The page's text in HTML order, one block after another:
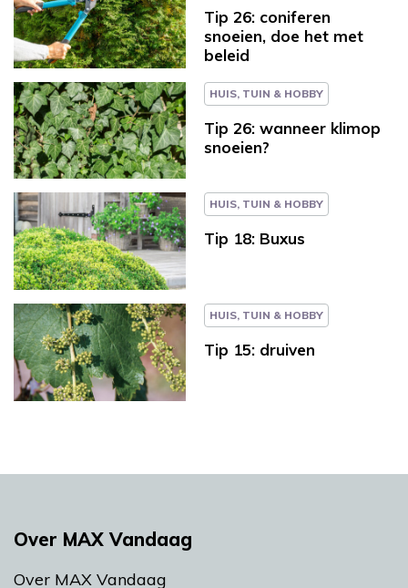
Tip 26: coniferen
snoeien, doe het met
beleid
HUIS, TUIN & HOBBY
Tip 26: wanneer klimop
snoeien?
HUIS, TUIN & HOBBY
Tip 18: Buxus
HUIS, TUIN & HOBBY
Tip 15: druiven
Over MAX Vandaag
Over MAX Vandaag